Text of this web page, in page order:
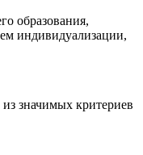
образования,
индивидуализации,
значимых критериев